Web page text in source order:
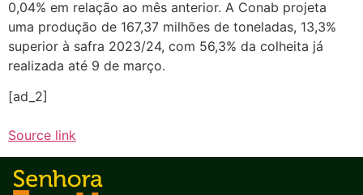
0,04% em relação ao mês anterior. A Conab projeta
uma produção de 167,37 milhões de toneladas, 13,3%
superior à safra 2023/24, com 56,3% da colheita já
realizada até 9 de março.
[ad_2]
Source link